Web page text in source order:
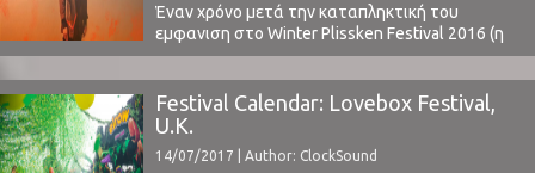
Έναν χρόνο μετά την καταπληκτική του
εμφανιση στο Winter Plissken Festival 2016 (η
κριτική μας εδώ), o Forest Swords επιστρέφει
στην Αθήνα για ακόμα ένα μυσταγωγικό live,
στις 27 Οκτωβρίου, στη σκηνή του six d.o.g.s.Ο
ραγδαία ανερχόμενος παραγωγός από το
το εκπληκτικό νέο άλμπουμ ...
Festival Calendar: Lovebox Festival,
U.K.
14/07/2017 | Author: ClockSound